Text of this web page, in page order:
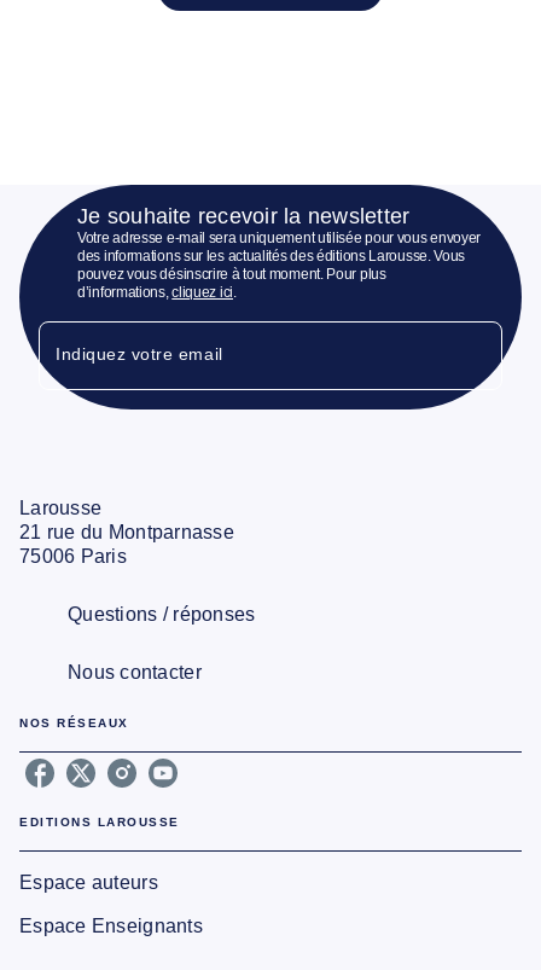
Je souhaite recevoir la newsletter
Votre adresse e-mail sera uniquement utilisée pour vous envoyer
des informations sur les actualités des éditions Larousse. Vous
pouvez vous désinscrire à tout moment. Pour plus
d’informations,cliquez ici.
Indiquez votre email
Larousse
21 rue du Montparnasse
75006 Paris
Questions / réponses
Nous contacter
NOS RÉSEAUX
EDITIONS LAROUSSE
Espace auteurs
Espace Enseignants